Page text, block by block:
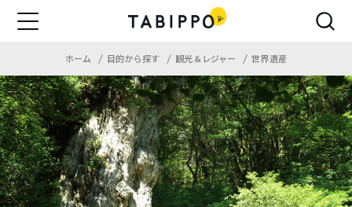
ホーム 目的から探す 観光＆レジャー 世界遺産